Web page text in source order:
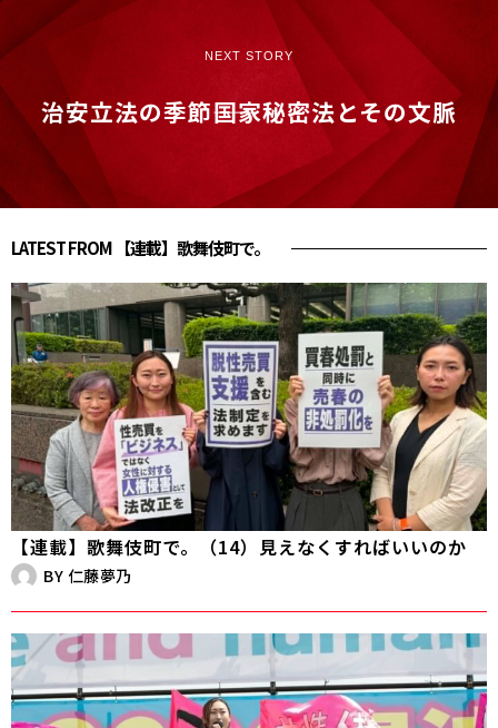
NEXT STORY
治安立法の季節――国家秘密法とその文脈
LATEST FROM 【連載】歌舞伎町で。
【連載】歌舞伎町で。（14）見えなくすればいいのか
BY 仁藤夢乃